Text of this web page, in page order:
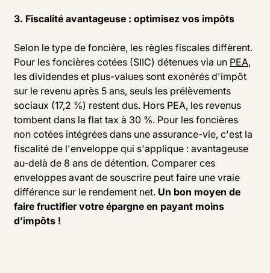
3. Fiscalité avantageuse : optimisez vos impôts
Selon le type de foncière, les règles fiscales diffèrent.
Pour les foncières cotées (SIIC) détenues via un PEA,
les dividendes et plus-values sont exonérés d'impôt
sur le revenu après 5 ans, seuls les prélèvements
sociaux (17,2 %) restent dus. Hors PEA, les revenus
tombent dans la flat tax à 30 %. Pour les foncières
non cotées intégrées dans une assurance-vie, c'est la
fiscalité de l'enveloppe qui s'applique : avantageuse
au-delà de 8 ans de détention. Comparer ces
enveloppes avant de souscrire peut faire une vraie
différence sur le rendement net. Un bon moyen de
faire fructifier votre épargne en payant moins
d’impôts !